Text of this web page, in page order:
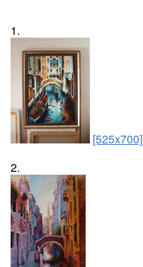
1.
[525x700]
2.